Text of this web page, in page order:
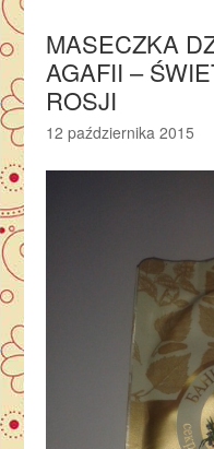
MASECZKA
AGAFII –
ROSJI
12 października 2015